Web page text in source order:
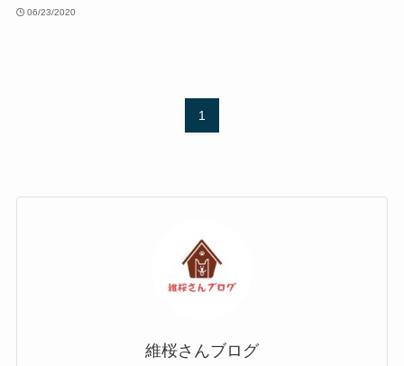
06/23/2020
1
維桜さんブログ